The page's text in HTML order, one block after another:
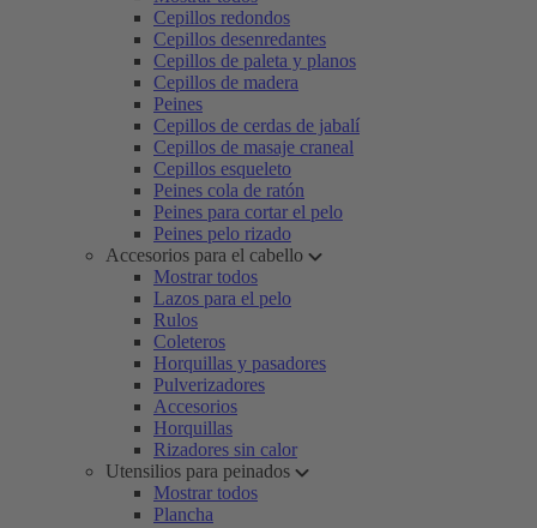
Cepillos redondos
Cepillos desenredantes
Cepillos de paleta y planos
Cepillos de madera
Peines
Cepillos de cerdas de jabalí
Cepillos de masaje craneal
Cepillos esqueleto
Peines cola de ratón
Peines para cortar el pelo
Peines pelo rizado
Accesorios para el cabello
Mostrar todos
Lazos para el pelo
Rulos
Coleteros
Horquillas y pasadores
Pulverizadores
Accesorios
Horquillas
Rizadores sin calor
Utensilios para peinados
Mostrar todos
Plancha